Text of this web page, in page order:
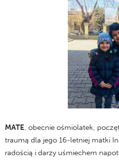
MATE, obecnie ośmiolatek,
traumą dla jego 16-letniej matki
radością i darzy uśmiechem